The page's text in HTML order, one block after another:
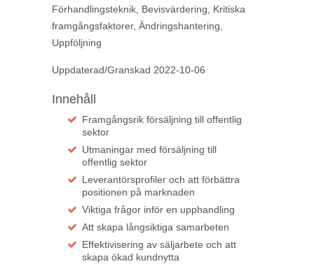
Förhandlingsteknik, Bevisvärdering, Kritiska
framgångsfaktorer, Ändringshantering,
Uppföljning
Uppdaterad/Granskad 2022-10-06
Innehåll
Framgångsrik försäljning till offentlig
sektor
Utmaningar med försäljning till
offentlig sektor
Leverantörsprofiler och att förbättra
positionen på marknaden
Viktiga frågor inför en upphandling
Att skapa långsiktiga samarbeten
Effektivisering av säljarbete och att
skapa ökad kundnytta